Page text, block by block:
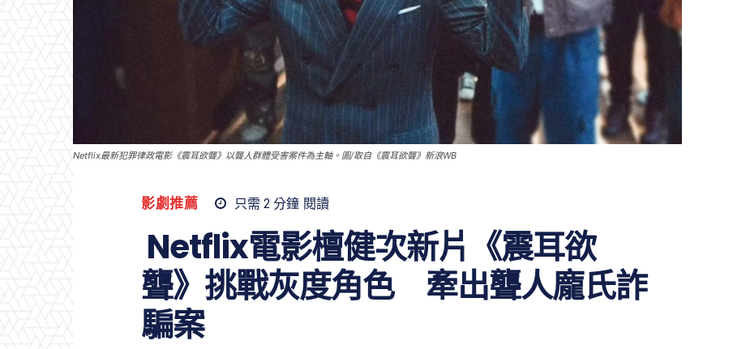
Netflix最新犯罪律政電影《震耳欲聾》以聾人群體受害案件為主軸。圖/取自《震耳欲聾》新浪WB
影劇推薦 只需 2 分鐘 閱讀
Netflix電影檀健次新片《震耳欲
聾》挑戰灰度角色 牽出聾人龐氏詐
騙案